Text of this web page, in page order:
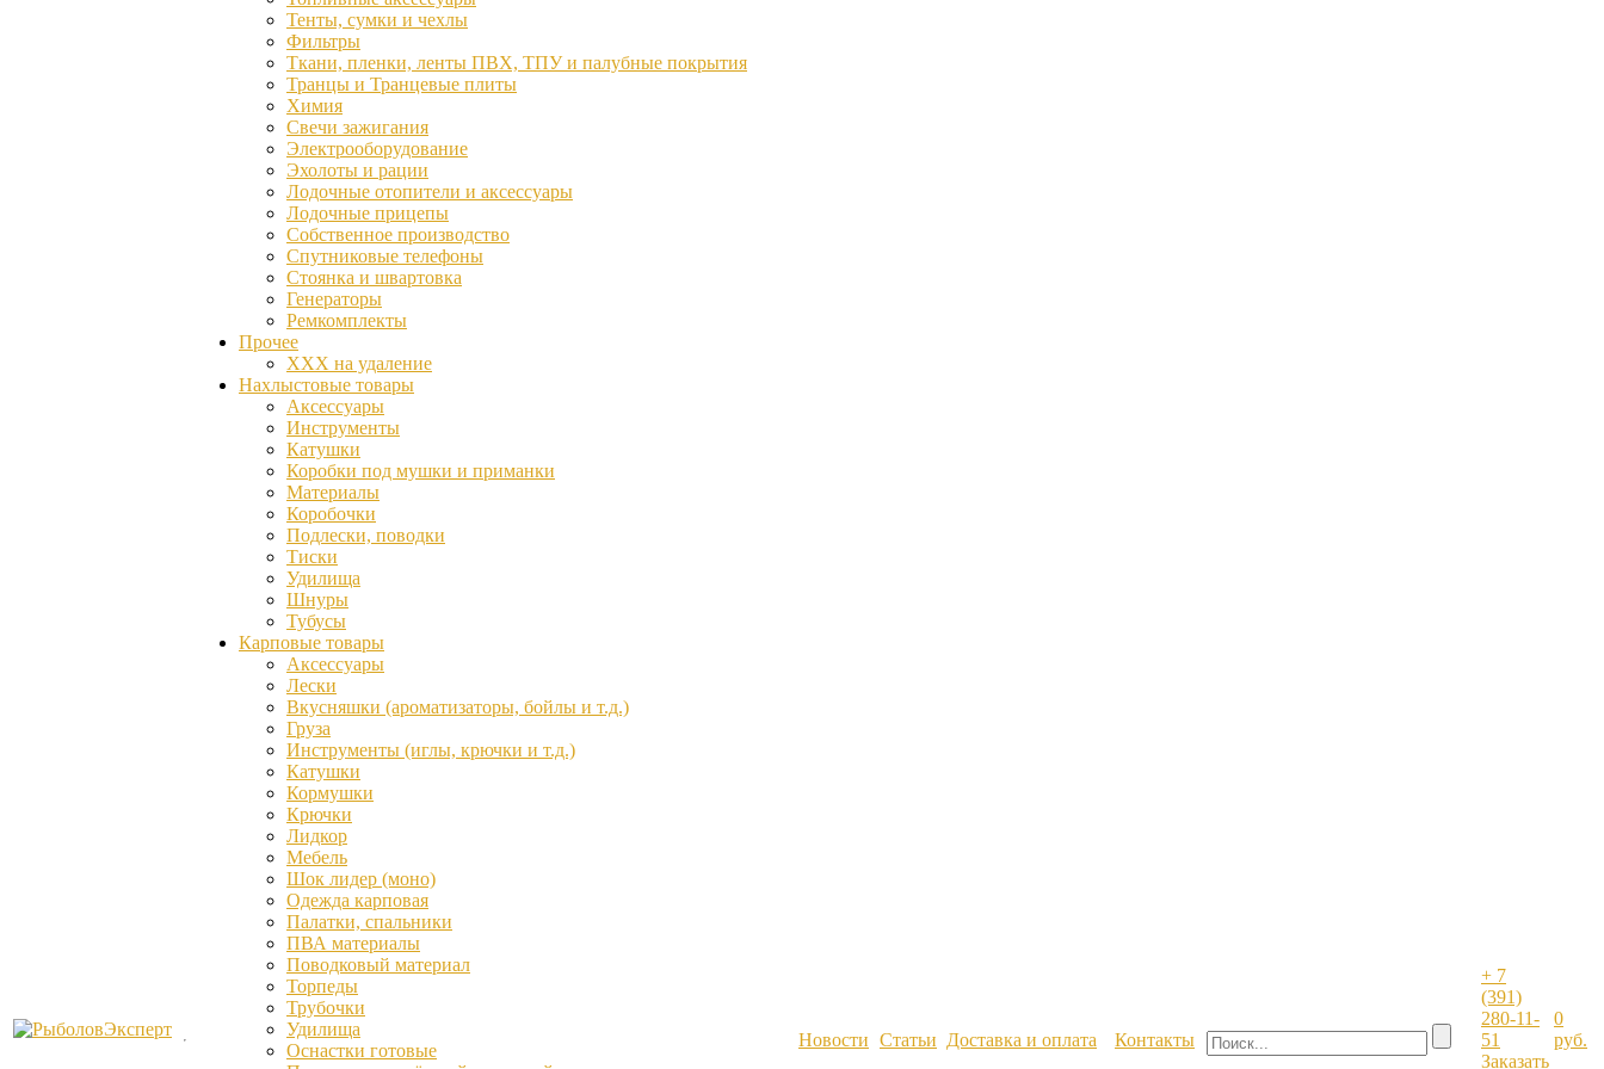
Тенты, сумки и чехлы
Фильтры
Ткани, пленки, ленты ПВХ, ТПУ и палубные покрытия
Транцы и Транцевые плиты
Химия
Свечи зажигания
Электрооборудование
Эхолоты и рации
Лодочные отопители и аксессуары
Лодочные прицепы
Собственное производство
Спутниковые телефоны
Стоянка и швартовка
Генераторы
Ремкомплекты
Прочее
ХХХ на удаление
Нахлыстовые товары
Аксессуары
Инструменты
Катушки
Коробки под мушки и приманки
Материалы
Коробочки
Подлески, поводки
Тиски
Удилища
Шнуры
Тубусы
Карповые товары
Аксессуары
Лески
Вкусняшки (ароматизаторы, бойлы и т.д.)
Груза
Инструменты (иглы, крючки и т.д.)
Катушки
Кормушки
Крючки
Лидкор
Мебель
Шок лидер (моно)
Одежда карповая
Палатки, спальники
ПВА материалы
Поводковый материал
Торпеды
Трубочки
Удилища
Оснастки готовые
Новости Статьи Доставка и оплата Контакты
+ 7
(391)
280-11-
51
Заказать
0
руб.